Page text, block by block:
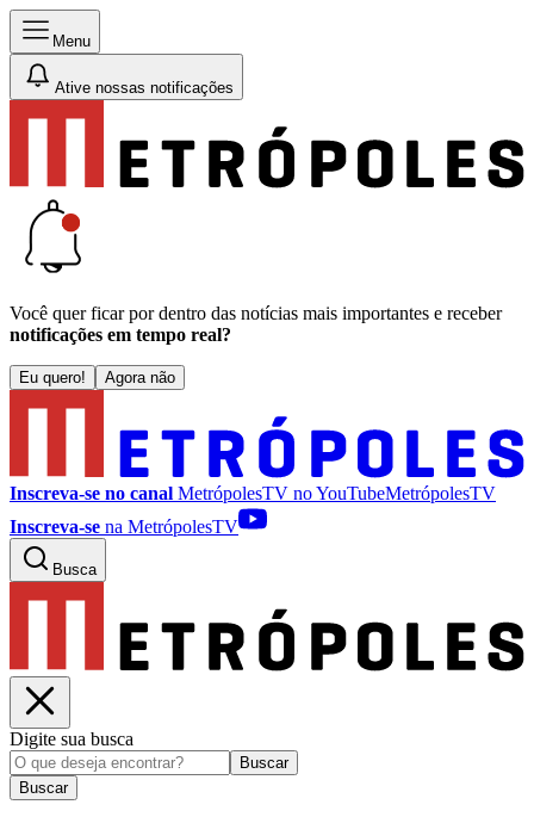
Menu
Ative nossas notificações
Você quer ficar por dentro das notícias mais importantes e receber
notificações em tempo real?
Eu quero! Agora não
Inscreva-se no canal MetrópolesTV noYouTubeMetrópolesTV
Inscreva-se na MetrópolesTV
Busca
Digite sua busca
Buscar
Buscar